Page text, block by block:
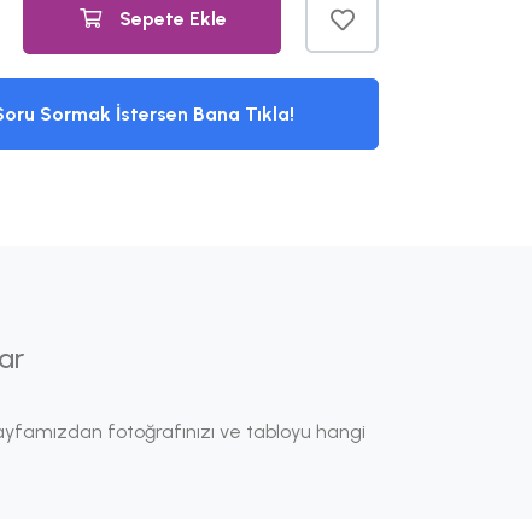
Sepete Ekle
Sormak İstersen Bana Tıkla!
fotoğrafınızı ve tabloyu hangi